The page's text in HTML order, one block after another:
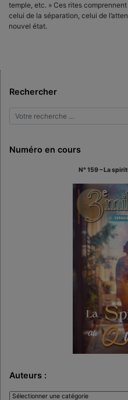
temple, etc. » Ces rites
celui de la séparation, celui de
nouvel état.
Rechercher
Numéro en cours
N° 159 – La
Auteurs :
Auteurs